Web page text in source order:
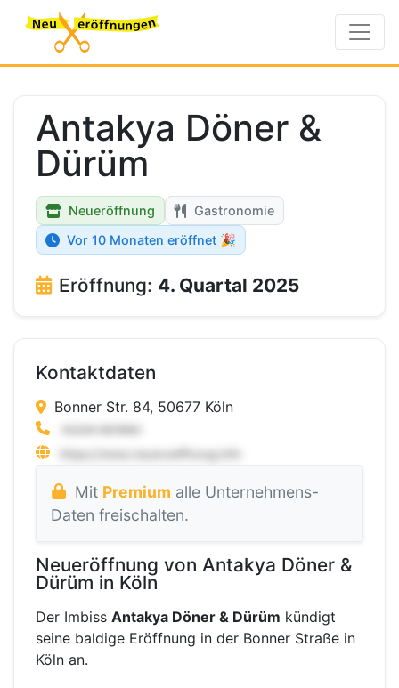
Antakya Döner &
Dürüm
Neueröffnung
Gastronomie
Vor 10 Monaten eröffnet 🎉
Eröffnung: 4. Quartal 2025
Kontaktdaten
Bonner Str. 84, 50677 Köln
Mit Premium alle Unternehmens-
Daten freischalten.
Neueröffnung von Antakya Döner &
Dürüm in Köln
Der Imbiss Antakya Döner & Dürüm kündigt
seine baldige Eröffnung in der Bonner Straße in
Köln an.